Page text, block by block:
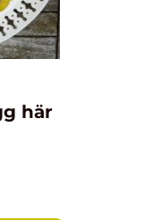
här